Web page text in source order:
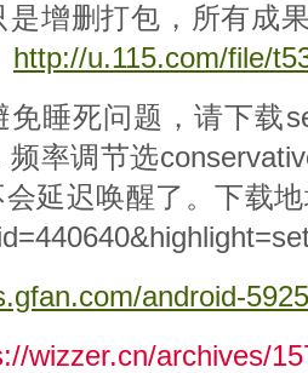
是增删打包，所有成
http://u.115.com/file/
睡死问题，请下载
率调节选
延迟唤醒了。下载
android-
wizzer.cn/archives/